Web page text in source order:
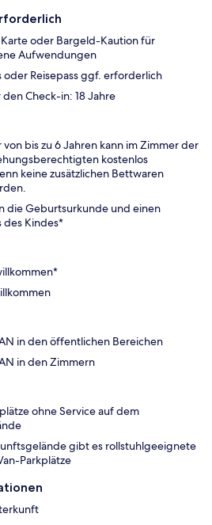
oder Bargeld-Kaution für
Aufwendungen
oder Reisepass ggf. erforderlich
Check-in: 18 Jahre
von bis zu 6 Jahren kann im Zimmer der
kostenlos
keine zusätzlichen Bettwaren
die Geburtsurkunde und einen
des Kindes*
in den öffentlichen Bereichen
in den Zimmern
ohne Service auf dem
gibt es rollstuhlgeeignete
Parkplätze